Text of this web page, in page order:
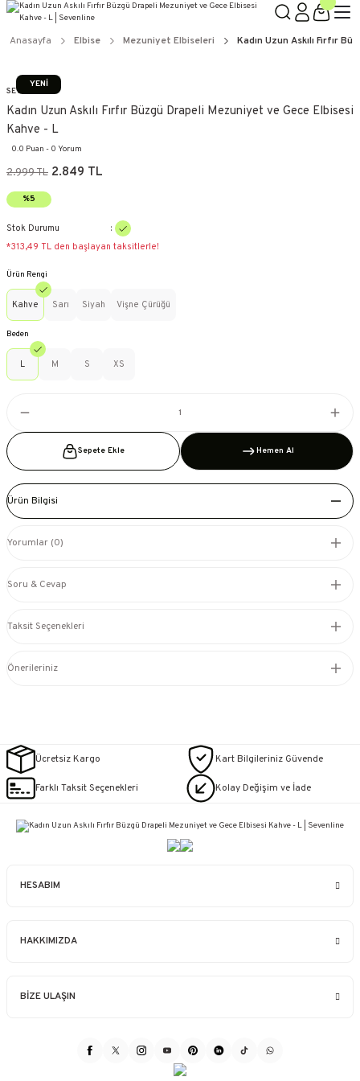
Anasayfa Elbise Mezuniyet Elbiseleri Kadın Uzun Askılı Fırfır
YENİ
SEVENLINE
Kadın Uzun Askılı Fırfır Büzgü Drapeli Mezuniyet ve Gece Elbisesi
Kahve - L
0.0 Puan - 0 Yorum
2.999 TL 2.849 TL
%5
Stok Durumu
*313,49 TL den başlayan taksitlerle!
Ürün Rengi
Kahve Sarı Siyah Vişne Çürüğü
Beden
L M S XS
Sepete Ekle Hemen Al
Ürün Bilgisi
Yorumlar (0)
Soru & Cevap
Taksit Seçenekleri
Önerileriniz
Ücretsiz Kargo Kart Bilgileriniz Güvende
Farklı Taksit Seçenekleri Kolay Değişim ve İade
HESABIM
HAKKIMIZDA
BİZE ULAŞIN